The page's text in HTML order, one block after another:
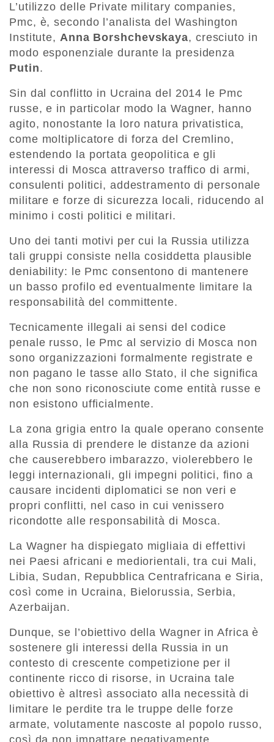
L’utilizzo delle Private military companies,
Pmc, è, secondo l’analista del Washington
Institute, Anna Borshchevskaya, cresciuto in
modo esponenziale durante la presidenza
Putin.
Sin dal conflitto in Ucraina del 2014 le Pmc
russe, e in particolar modo la Wagner, hanno
agito, nonostante la loro natura privatistica,
come moltiplicatore di forza del Cremlino,
estendendo la portata geopolitica e gli
interessi di Mosca attraverso traffico di armi,
consulenti politici, addestramento di personale
militare e forze di sicurezza locali, riducendo al
minimo i costi politici e militari.
Uno dei tanti motivi per cui la Russia utilizza
tali gruppi consiste nella cosiddetta plausible
deniability: le Pmc consentono di mantenere
un basso profilo ed eventualmente limitare la
responsabilità del committente.
Tecnicamente illegali ai sensi del codice
penale russo, le Pmc al servizio di Mosca non
sono organizzazioni formalmente registrate e
non pagano le tasse allo Stato, il che significa
che non sono riconosciute come entità russe e
non esistono ufficialmente.
La zona grigia entro la quale operano consente
alla Russia di prendere le distanze da azioni
che causerebbero imbarazzo, violerebbero le
leggi internazionali, gli impegni politici, fino a
causare incidenti diplomatici se non veri e
propri conflitti, nel caso in cui venissero
ricondotte alle responsabilità di Mosca.
La Wagner ha dispiegato migliaia di effettivi
nei Paesi africani e mediorientali, tra cui Mali,
Libia, Sudan, Repubblica Centrafricana e Siria,
così come in Ucraina, Bielorussia, Serbia,
Azerbaijan.
Dunque, se l’obiettivo della Wagner in Africa è
sostenere gli interessi della Russia in un
contesto di crescente competizione per il
continente ricco di risorse, in Ucraina tale
obiettivo è altresì associato alla necessità di
limitare le perdite tra le truppe delle forze
armate, volutamente nascoste al popolo russo,